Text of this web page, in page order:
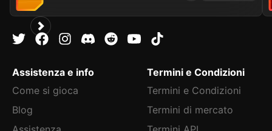
Assistenza e info
Come si gioca
Blog
Termini e Condizioni
Termini e Condizioni
Termini di mercato